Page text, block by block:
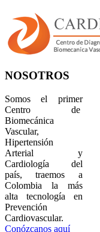
NOSOTROS
Somos el primer
Centro de
Biomecánica
Vascular,
Hipertensión
Arterial y
Cardiología del
país, traemos a
Colombia la más
alta tecnología en
Prevención
Cardiovascular.
Conózcanos aquí